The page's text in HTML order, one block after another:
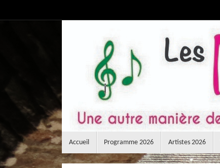
au
Passer
au
contenu
Accueil Programme 2026 Artistes 2026